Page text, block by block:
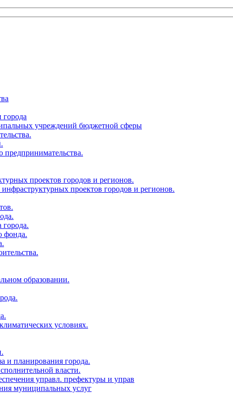
учреждений бюджетной сферы
проектов городов и регионов.
проектов городов и регионов.
города.
фонда.
образовании.
условиях.
и планирования города.
власти.
управл. префектуры и управ
муниципальных услуг